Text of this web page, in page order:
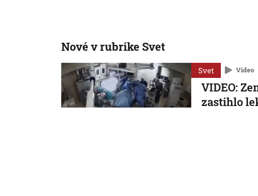
Nové v rubrike Svet
Svet Video
VIDEO:
zastihlo